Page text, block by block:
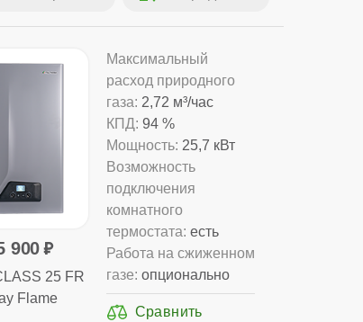
900
25 FR
Flame
Максимальный
расход природного
газа: 2,72 м³/час
КПД: 94 %
Мощность: 25,7 кВт
Возможность
подключения
комнатного
термостата: есть
Работа на сжиженном
газе: опционально